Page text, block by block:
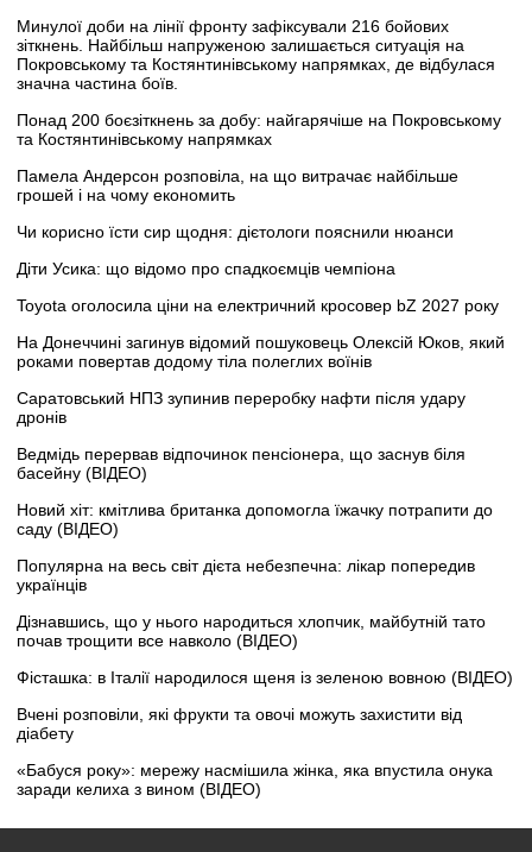
Минулої доби на лінії фронту зафіксували 216 бойових
зіткнень. Найбільш напруженою залишається ситуація на
Покровському та Костянтинівському напрямках, де відбулася
значна частина боїв.
Понад 200 боєзіткнень за добу: найгарячіше на Покровському
та Костянтинівському напрямках
Памела Андерсон розповіла, на що витрачає найбільше
грошей і на чому економить
Чи корисно їсти сир щодня: дієтологи пояснили нюанси
Діти Усика: що відомо про спадкоємців чемпіона
Toyota оголосила ціни на електричний кросовер bZ 2027 року
На Донеччині загинув відомий пошуковець Олексій Юков, який
роками повертав додому тіла полеглих воїнів
Саратовський НПЗ зупинив переробку нафти після удару
дронів
Ведмідь перервав відпочинок пенсіонера, що заснув біля
басейну (ВІДЕО)
Новий хіт: кмітлива британка допомогла їжачку потрапити до
саду (ВІДЕО)
Популярна на весь світ дієта небезпечна: лікар попередив
українців
Дізнавшись, що у нього народиться хлопчик, майбутній тато
почав трощити все навколо (ВІДЕО)
Фісташка: в Італії народилося щеня із зеленою вовною (ВІДЕО)
Вчені розповіли, які фрукти та овочі можуть захистити від
діабету
«Бабуся року»: мережу насмішила жінка, яка впустила онука
заради келиха з вином (ВІДЕО)